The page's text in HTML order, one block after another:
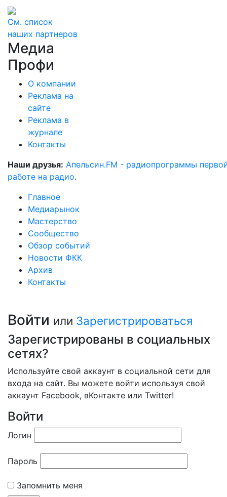
См. список
наших партнеров
Медиа
Профи
О компании
Реклама на
сайте
Реклама в
журнале
Контакты
Наши друзья: Апельсин.FM - радиопрограммы
работе на радио.
Главное
Медиарынок
Мастерство
Сообщество
Обзор событий
Новости ФКК
Архив
Контакты
Войти или Зарегистрироваться
Зарегистрированы в социальных
сетях?
Используйте свой аккаунт в социальной сети для
входа на сайт. Вы можете войти используя свой
аккаунт Facebook, вКонтакте или Twitter!
Войти
Логин
Пароль
Запомнить меня